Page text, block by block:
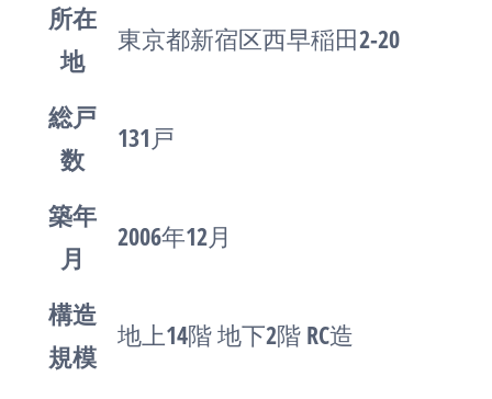
所在
地
東京都新宿区西早稲田2-20
総戸
数
131戸
築年
月
2006年12月
構造
規模
地上14階 地下2階 RC造